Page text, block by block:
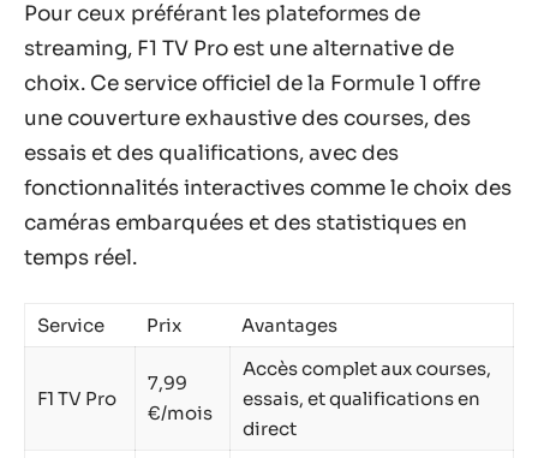
Pour ceux préférant les plateformes de
streaming, F1 TV Pro est une alternative de
choix. Ce service officiel de la Formule 1 offre
une couverture exhaustive des courses, des
essais et des qualifications, avec des
fonctionnalités interactives comme le choix des
caméras embarquées et des statistiques en
temps réel.
Service Prix Avantages
F1 TV Pro
7,99
€/mois
Accès complet aux courses,
essais, et qualifications en
direct